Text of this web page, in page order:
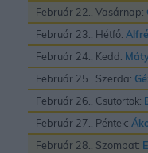
Február 22., Vasárnap:
Február 23., Hétfő:
Február 24., Kedd:
Február 25., Szerda:
Február 26., Csütörtök:
Február 27., Péntek:
Február 28., Szombat: